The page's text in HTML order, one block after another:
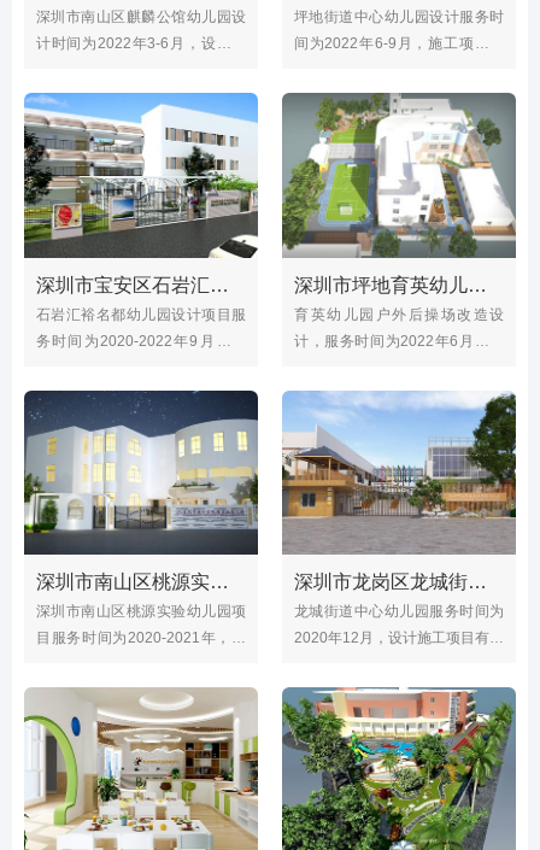
深圳市南山区麒麟公馆幼儿园设
计时间为2022年3-6月，设计项
楼梯、攀爬墙、蹦床。麒麟公馆
幼儿园位于南山区西丽街道麒麟
公馆小区南侧
坪地街道中心幼儿园设计服务时
间为2022年6-9月，施工项目有
玩具设计安装，玩具收纳柜等；
幼儿园位于龙岗区坪地街道兴华
路18号，幼儿园现有14个班级，
在园幼儿约460名，园所占地面
积为7806平方米，建筑面积为
6134平方米。
深圳市宝安区石岩汇裕名都幼儿园（户外整体环境）
石岩汇裕名都幼儿园设计项目服
务时间为2020-2022年9月，设
型玩具，沙水池，遮阳棚，户外
跑道等；幼儿园位于深圳市宝安
区石岩街道石龙仔社区德政路汇
裕名都花园三期
深圳市坪地育英幼儿园室内设计（户外后操场改造）
育英幼儿园户外后操场改造设
计，服务时间为2022年6月，主
室、厨房，卫生间，户外后操场
种植区，木工房等等；往期设计
效果图：深圳坪地育英幼儿园
（操场玩具）
深圳市南山区桃源实验幼儿园（大厅、图书馆、户外园林）
深圳市南山区桃源实验幼儿园项
目服务时间为2020-2021年，设
体室、生态园林、电气、围墙安
全等；
深圳市龙岗区龙城街道中心幼儿园（门头改造设计）
龙城街道中心幼儿园服务时间为
2020年12月，设计施工项目有幼
设计，幼儿园户外设计、大型幼
儿园玩具等；幼儿园位于龙岗街
道紫苑街88号